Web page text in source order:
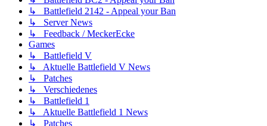
↳ Battlefield 2142 - Appeal your Ban
↳ Server News
↳ Feedback / MeckerEcke
Games
↳ Battlefield V
↳ Aktuelle Battlefield V News
↳ Patches
↳ Verschiedenes
↳ Battlefield 1
↳ Aktuelle Battlefield 1 News
↳ Patches